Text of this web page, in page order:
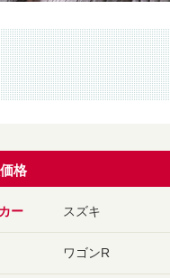
格
ー スズキ
ワゴンR